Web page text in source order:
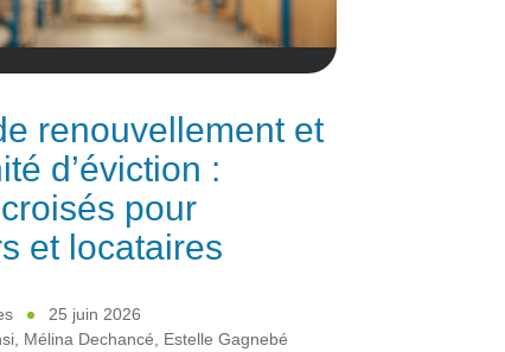
renouvellement et
d’éviction :
pour
et locataires
25 juin 2026
, Mélina Dechancé, Estelle Gagnebé